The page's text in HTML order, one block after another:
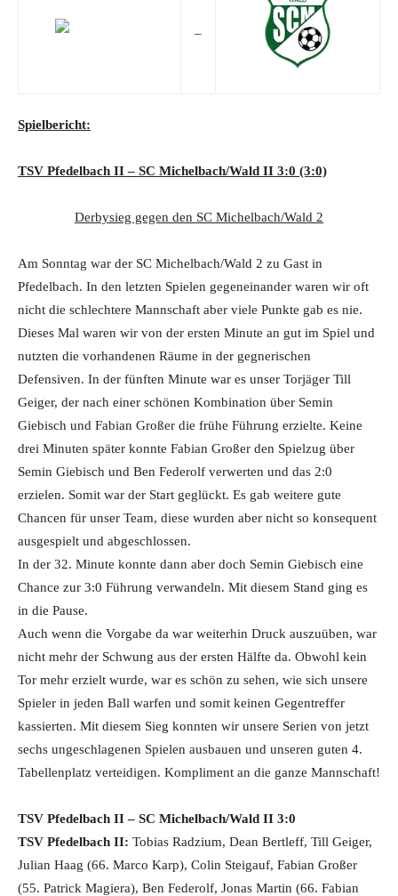
–
Spielbericht:
TSV Pfedelbach II – SC Michelbach/Wald II 3:0 (3:0)
Derbysieg gegen den SC Michelbach/Wald 2
Am Sonntag war der SC Michelbach/Wald 2 zu Gast in
Pfedelbach. In den letzten Spielen gegeneinander waren wir oft
nicht die schlechtere Mannschaft aber viele Punkte gab es nie.
Dieses Mal waren wir von der ersten Minute an gut im Spiel und
nutzten die vorhandenen Räume in der gegnerischen
Defensiven. In der fünften Minute war es unser Torjäger Till
Geiger, der nach einer schönen Kombination über Semin
Giebisch und Fabian Großer die frühe Führung erzielte. Keine
drei Minuten später konnte Fabian Großer den Spielzug über
Semin Giebisch und Ben Federolf verwerten und das 2:0
erzielen. Somit war der Start geglückt. Es gab weitere gute
Chancen für unser Team, diese wurden aber nicht so konsequent
ausgespielt und abgeschlossen.
In der 32. Minute konnte dann aber doch Semin Giebisch eine
Chance zur 3:0 Führung verwandeln. Mit diesem Stand ging es
in die Pause.
Auch wenn die Vorgabe da war weiterhin Druck auszuüben, war
nicht mehr der Schwung aus der ersten Hälfte da. Obwohl kein
Tor mehr erzielt wurde, war es schön zu sehen, wie sich unsere
Spieler in jeden Ball warfen und somit keinen Gegentreffer
kassierten. Mit diesem Sieg konnten wir unsere Serien von jetzt
sechs ungeschlagenen Spielen ausbauen und unseren guten 4.
Tabellenplatz verteidigen. Kompliment an die ganze Mannschaft!
TSV Pfedelbach II – SC Michelbach/Wald II 3:0
TSV Pfedelbach II: Tobias Radzium, Dean Bertleff, Till Geiger,
Julian Haag (66. Marco Karp), Colin Steigauf, Fabian Großer
(55. Patrick Magiera), Ben Federolf, Jonas Martin (66. Fabian